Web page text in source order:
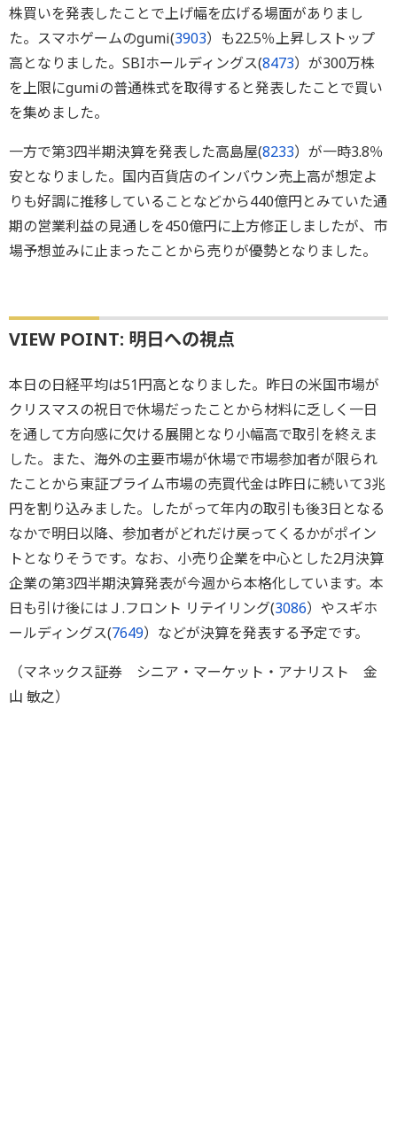
株買いを発表したことで上げ幅を広げる場面がありまし
た。スマホゲームのgumi(3903）も22.5％上昇しストップ
高となりました。SBIホールディングス(8473）が300万株
を上限にgumiの普通株式を取得すると発表したことで買い
を集めました。
一方で第3四半期決算を発表した高島屋(8233）が一時3.8％
安となりました。国内百貨店のインバウン売上高が想定よ
りも好調に推移していることなどから440億円とみていた通
期の営業利益の見通しを450億円に上方修正しましたが、市
場予想並みに止まったことから売りが優勢となりました。
VIEW POINT: 明日への視点
本日の日経平均は51円高となりました。昨日の米国市場が
クリスマスの祝日で休場だったことから材料に乏しく一日
を通して方向感に欠ける展開となり小幅高で取引を終えま
した。また、海外の主要市場が休場で市場参加者が限られ
たことから東証プライム市場の売買代金は昨日に続いて3兆
円を割り込みました。したがって年内の取引も後3日となる
なかで明日以降、参加者がどれだけ戻ってくるかがポイン
トとなりそうです。なお、小売り企業を中心とした2月決算
企業の第3四半期決算発表が今週から本格化しています。本
日も引け後にはＪ.フロント リテイリング(3086）やスギホ
ールディングス(7649）などが決算を発表する予定です。
（マネックス証券 シニア・マーケット・アナリスト 金
山 敏之）